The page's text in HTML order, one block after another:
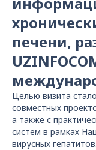
печени,
Целью визита
совместных
а также с
систем в рамках
вирусных гепатитов.